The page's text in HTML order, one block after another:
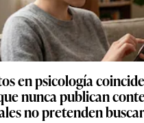
en psicología
nunca publican
no pretenden